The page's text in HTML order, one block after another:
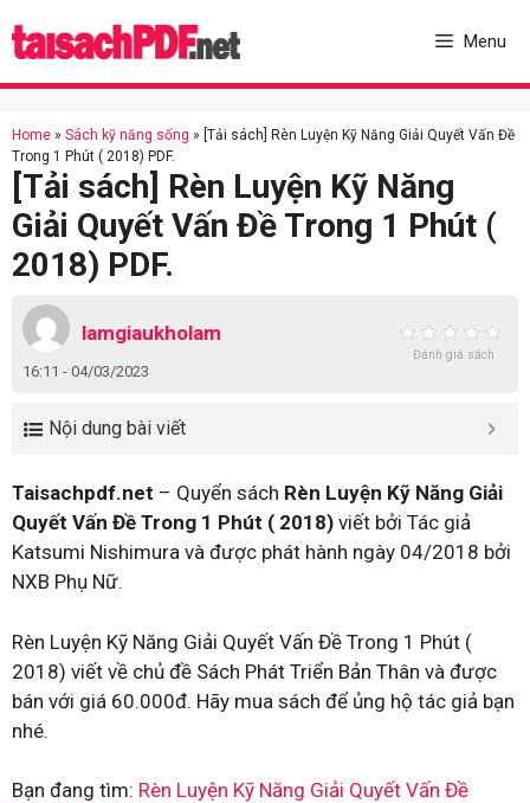
to
Menu
Home » Sách kỹ năng sống » [Tải sách] Rèn Luyện Kỹ Năng Giải Quyết Vấn Đề
Trong 1 Phút ( 2018) PDF.
[Tải sách] Rèn Luyện Kỹ Năng
Giải Quyết Vấn Đề Trong 1 Phút (
2018) PDF.
lamgiaukholam
16:11 - 04/03/2023
Đánh giá sách
Nội dung bài viết
Taisachpdf.net – Quyển sách Rèn Luyện Kỹ Năng Giải
Quyết Vấn Đề Trong 1 Phút ( 2018) viết bởi Tác giả
Katsumi Nishimura và được phát hành ngày 04/2018 bởi
NXB Phụ Nữ.
Rèn Luyện Kỹ Năng Giải Quyết Vấn Đề Trong 1 Phút (
2018) viết về chủ đề Sách Phát Triển Bản Thân và được
bán với giá 60.000đ. Hãy mua sách để ủng hộ tác giả bạn
nhé.
Bạn đang tìm: Rèn Luyện Kỹ Năng Giải Quyết Vấn Đề